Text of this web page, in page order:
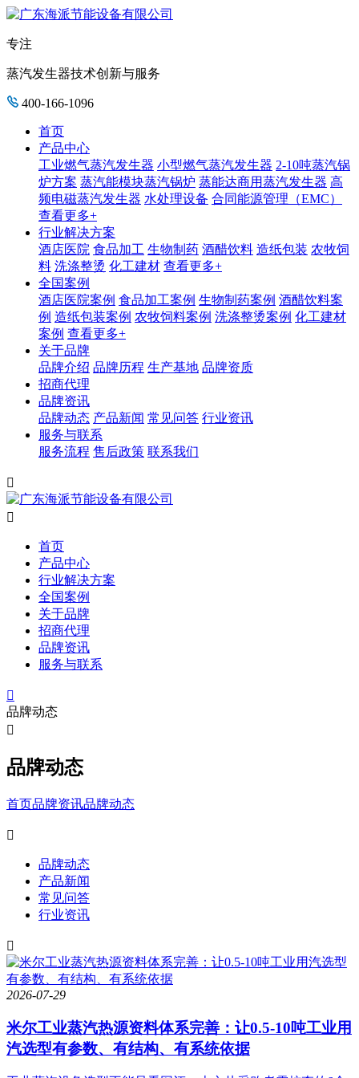
专注
蒸汽发生器技术创新与服务
400-166-1096
首页
产品中心
工业燃气蒸汽发生器 小型燃气蒸汽发生器 2-10吨蒸汽锅
炉方案 蒸汽能模块蒸汽锅炉 蒸能达商用蒸汽发生器 高
频电磁蒸汽发生器 水处理设备 合同能源管理（EMC）
查看更多+
行业解决方案
酒店医院 食品加工 生物制药 酒醋饮料 造纸包装 农牧饲
料 洗涤整烫 化工建材 查看更多+
全国案例
酒店医院案例 食品加工案例 生物制药案例 酒醋饮料案
例 造纸包装案例 农牧饲料案例 洗涤整烫案例 化工建材
案例 查看更多+
关于品牌
品牌介绍 品牌历程 生产基地 品牌资质
招商代理
品牌资讯
品牌动态 产品新闻 常见问答 行业资讯
服务与联系
服务流程 售后政策 联系我们


首页
产品中心
行业解决方案
全国案例
关于品牌
招商代理
品牌资讯
服务与联系

品牌动态

品牌动态
首页品牌资讯品牌动态

品牌动态
产品新闻
常见问答
行业资讯

2026-07-29
米尔工业蒸汽热源资料体系完善：让0.5-10吨工业用
汽选型有参数、有结构、有系统依据